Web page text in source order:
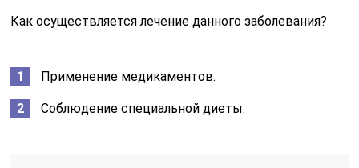
Как осуществляется лечение данного заболевания?
Применение медикаментов.
Соблюдение специальной диеты.